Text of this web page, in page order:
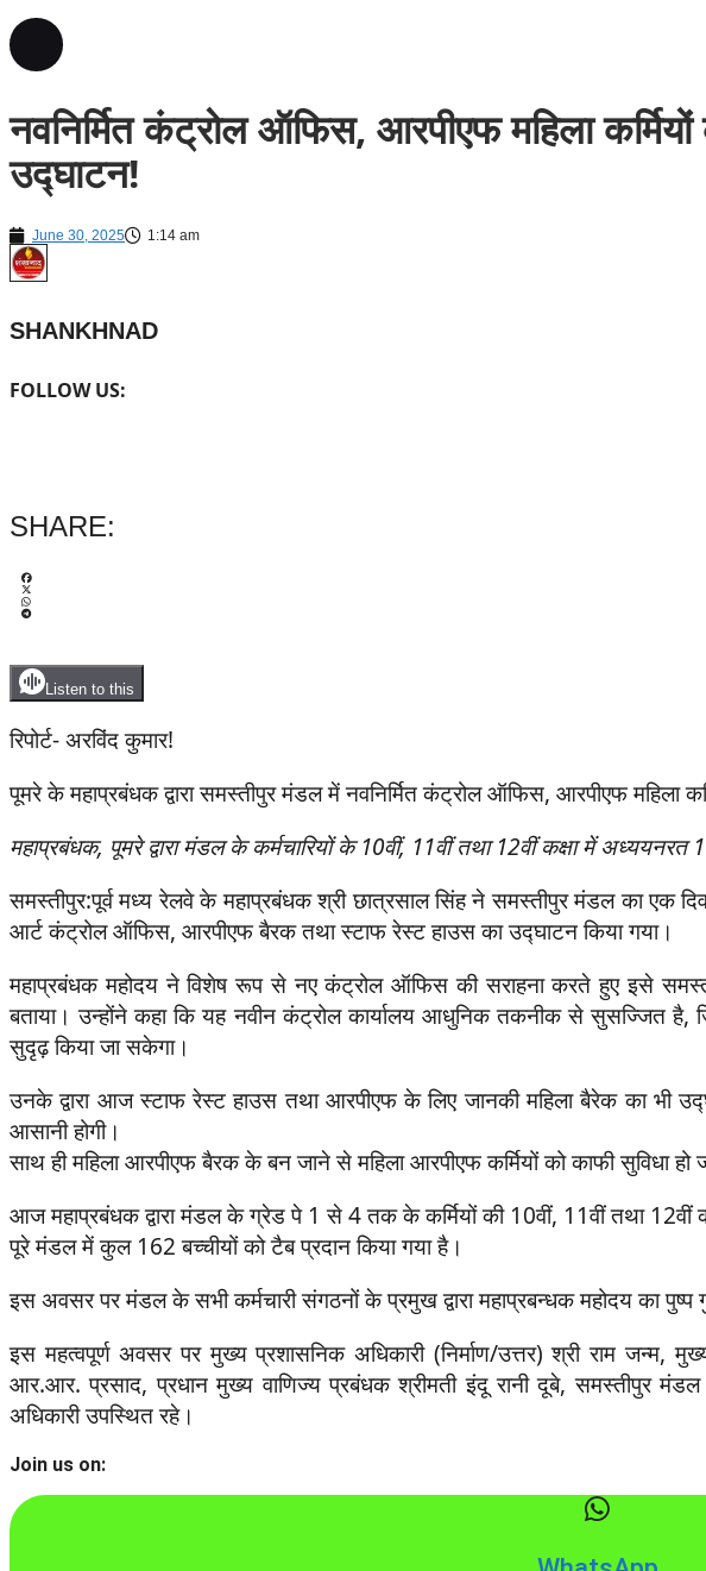
नवनिर्मित कंट्रोल ऑफिस, आरपीएफ महिला
उद्घाटन!
June 30, 2025 1:14 am
SHANKHNAD
FOLLOW US:
SHARE:
Listen to this
रिपोर्ट- अरविंद कुमार!
पूमरे के महाप्रबंधक द्वारा समस्तीपुर मंडल में नवनिर्मित कंट्रोल ऑफिस, आरपीएफ महिला
महाप्रबंधक, पूमरे द्वारा मंडल के कर्मचारियों के 10वीं, 11वीं तथा 12वीं कक्षा में अध्ययनरत
समस्तीपुर:पूर्व मध्य रेलवे के महाप्रबंधक श्री छात्रसाल सिंह ने समस्तीपुर मंडल का एक
आर्ट कंट्रोल ऑफिस, आरपीएफ बैरक तथा स्टाफ रेस्ट हाउस का उद्घाटन किया गया।
महाप्रबंधक महोदय ने विशेष रूप से नए कंट्रोल ऑफिस की सराहना करते हुए इसे
बताया। उन्होंने कहा कि यह नवीन कंट्रोल कार्यालय आधुनिक तकनीक से सुसज्जित है,
सुदृढ़ किया जा सकेगा।
उनके द्वारा आज स्टाफ रेस्ट हाउस तथा आरपीएफ के लिए जानकी महिला बैरेक का भी
आसानी होगी।
साथ ही महिला आरपीएफ बैरक के बन जाने से महिला आरपीएफ कर्मियों को काफी सुविधा हो
आज महाप्रबंधक द्वारा मंडल के ग्रेड पे 1 से 4 तक के कर्मियों की 10वीं, 11वीं तथा 12वीं
पूरे मंडल में कुल 162 बच्चीयों को टैब प्रदान किया गया है।
इस अवसर पर मंडल के सभी कर्मचारी संगठनों के प्रमुख द्वारा महाप्रबन्धक महोदय का पुष्प
इस महत्वपूर्ण अवसर पर मुख्य प्रशासनिक अधिकारी (निर्माण/उत्तर) श्री राम जन्म,
आर.आर. प्रसाद, प्रधान मुख्य वाणिज्य प्रबंधक श्रीमती इंदू रानी दूबे, समस्तीपुर
अधिकारी उपस्थित रहे।
Join us on: